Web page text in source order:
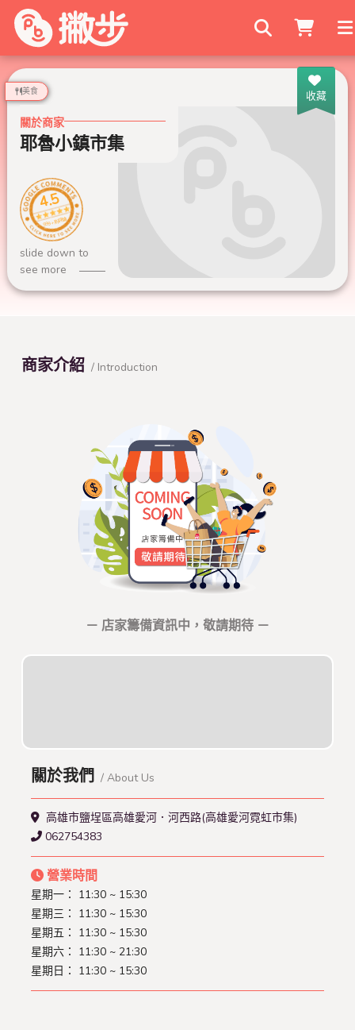
搜尋商家
收藏
美食
關於商家
耶魯小鎮市集
4.5
999+ 則評論
slide down to
see more
商家介紹 / Introduction
－ 店家籌備資訊中，敬請期待 －
關於我們 / About Us
高雄市鹽埕區高雄愛河．河西路(高雄愛河霓虹市集)
062754383
營業時間
星期一： 11:30 ~ 15:30
星期三： 11:30 ~ 15:30
星期五： 11:30 ~ 15:30
星期六： 11:30 ~ 21:30
星期日： 11:30 ~ 15:30